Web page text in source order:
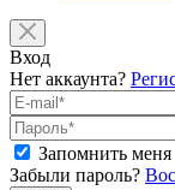
Вход
Нет аккаунта?
Запомнить меня
Забыли пароль?